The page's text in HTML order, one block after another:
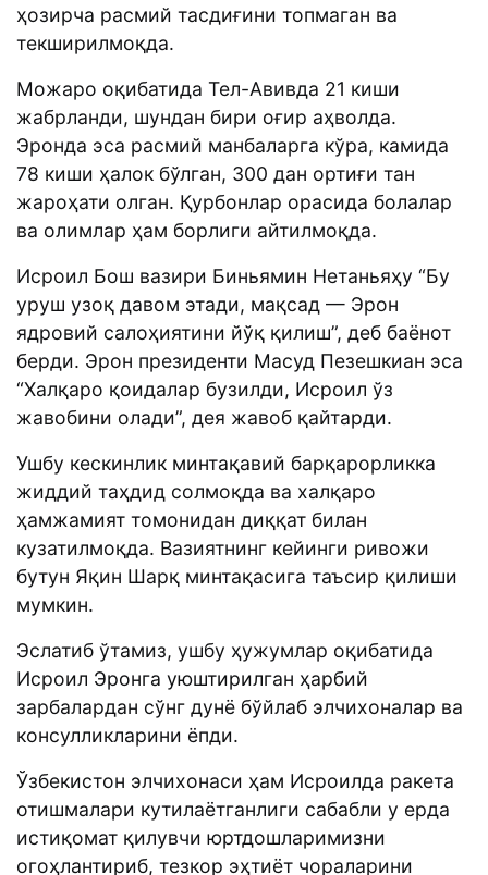
ҳозирча расмий тасдиғини топмаган ва
текширилмоқда.
Можаро оқибатида Тел-Авивда 21 киши
жабрланди, шундан бири оғир аҳволда.
Эронда эса расмий манбаларга кўра, камида
78 киши ҳалок бўлган, 300 дан ортиғи тан
жароҳати олган. Қурбонлар орасида болалар
ва олимлар ҳам борлиги айтилмоқда.
Исроил Бош вазири Биньямин Нетаньяҳу “Бу
уруш узоқ давом этади, мақсад — Эрон
ядровий салоҳиятини йўқ қилиш”, деб баёнот
берди. Эрон президенти Масуд Пезешкиан эса
“Халқаро қоидалар бузилди, Исроил ўз
жавобини олади”, дея жавоб қайтарди.
Ушбу кескинлик минтақавий барқарорликка
жиддий таҳдид солмоқда ва халқаро
ҳамжамият томонидан диққат билан
кузатилмоқда. Вазиятнинг кейинги ривожи
бутун Яқин Шарқ минтақасига таъсир қилиши
мумкин.
Эслатиб ўтамиз, ушбу ҳужумлар оқибатида
Исроил Эронга уюштирилган ҳарбий
зарбалардан сўнг дунё бўйлаб элчихоналар ва
консулликларини ёпди.
Ўзбекистон элчихонаси ҳам Исроилда ракета
отишмалари кутилаётганлиги сабабли у ерда
истиқомат қилувчи юртдошларимизни
огоҳлантириб, тезкор эҳтиёт чораларини